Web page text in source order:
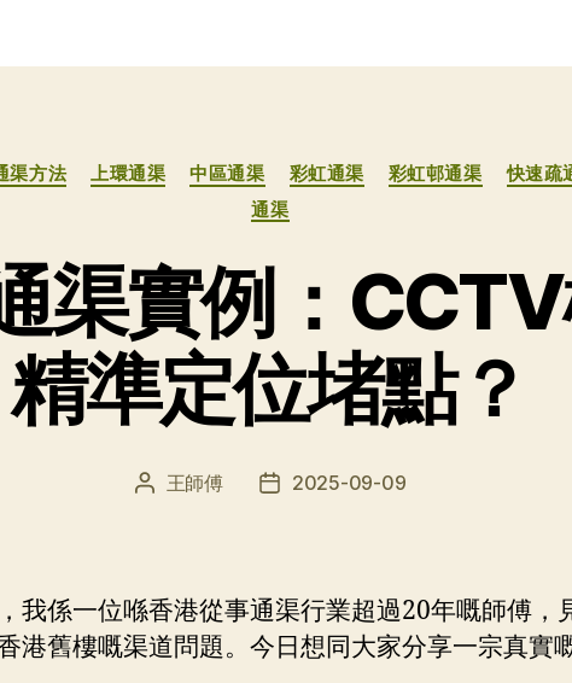
分
类
渠方法 上環通渠 中區通渠 彩虹通渠 彩虹邨通渠 快速疏
通渠
渠實例：
精準定位堵點？
文 王師傅
发 2025-09-09
我係一位喺香港從事通渠行業超過20年嘅師傅，
港舊樓嘅渠道問題。今日想同大家分享一宗真實